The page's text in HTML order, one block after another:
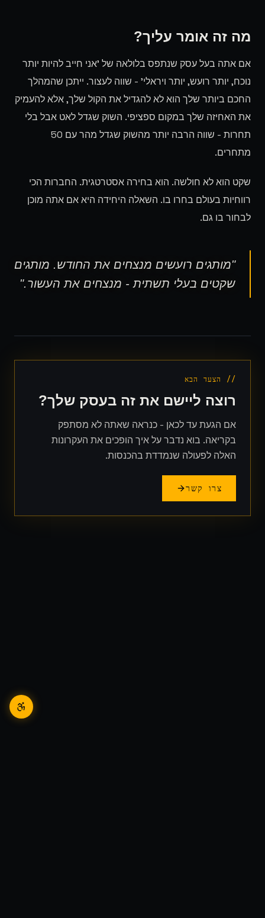
מה זה אומר עליך?
אם אתה בעל עסק שנתפס בלולאה של 'אני חייב להיות יותר
נוכח, יותר רועש, יותר ויראלי' - שווה לעצור. ייתכן שהמהלך
החכם ביותר שלך הוא לא להגדיל את הקול שלך, אלא להעמיק
את האחיזה שלך במקום ספציפי. השוק שגדל לאט אבל בלי
תחרות - שווה הרבה יותר מהשוק שגדל מהר עם 50
מתחרים.
שקט הוא לא חולשה. הוא בחירה אסטרטגית. החברות הכי
רווחיות בעולם בחרו בו. השאלה היחידה היא אם אתה מוכן
לבחור בו גם.
"מותגים רועשים מנצחים את החודש. מותגים
שקטים בעלי תשתית - מנצחים את העשור."
// הצעד הבא
רוצה ליישם את זה בעסק שלך?
אם הגעת עד לכאן - כנראה שאתה לא מסתפק
בקריאה. בוא נדבר על איך הופכים את העקרונות
האלה לפעולה שנמדדת בהכנסות.
צרו קשר